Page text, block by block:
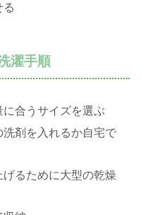
る
濯手順
合うサイズを選ぶ
剤を入れるか自宅で
るために大型の乾燥